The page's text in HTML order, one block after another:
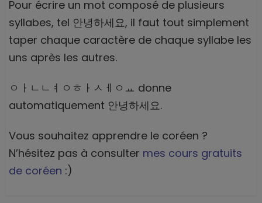
Pour écrire un mot composé de plusieurs
syllabes, tel 안녕하세요, il faut tout simplement
taper chaque caractère de chaque syllabe les
uns après les autres.
ㅇㅏㄴㄴㅕㅇㅎㅏㅅㅔㅇㅛ donne
automatiquement 안녕하세요.
Vous souhaitez apprendre le coréen ?
N’hésitez pas à consulter mes cours gratuits
de coréen :)